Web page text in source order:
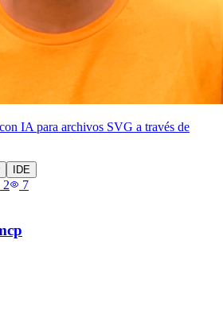
IA para archivos SVG a través de
IDE
2
7